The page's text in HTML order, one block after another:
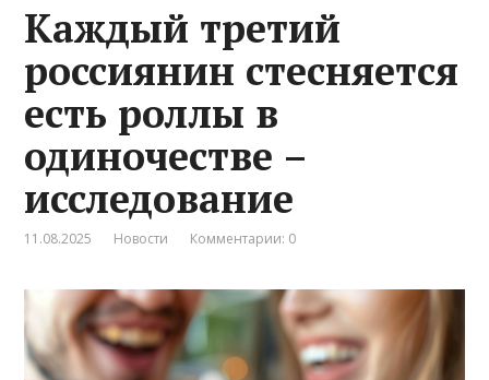
Каждый третий
россиянин стесняется
есть роллы в
одиночестве –
исследование
11.08.2025 Новости Комментарии: 0